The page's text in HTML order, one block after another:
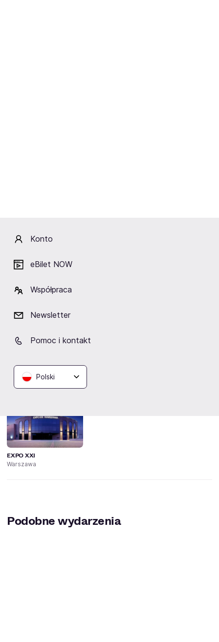
Konto
eBilet NOW
Współpraca
Newsletter
Pomoc i kontakt
Polski
Godziny otwarcia
Niedziela - godz. 11-18
Dzieci do lat 12 wstęp bezpłatny
Pieski zawsze mile widziane
Lokalizacja
EXPO XXI
Warszawa
Podobne wydarzenia